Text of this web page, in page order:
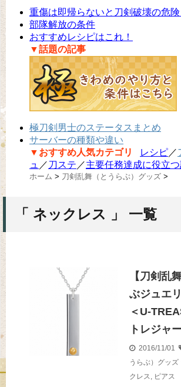
重傷は即帰らないと刀剣破壊の危険
部隊解放の条件
おすすめレシピはこれ！
▼話題の記事
極刀剣男士のステータスまとめ
サーバーの種類や違い
▼おすすめ人気カテゴリ
レシピ／
ュ ／ 刀ステ ／主要任務達成に役立
ホーム > 刀剣乱舞（とうらぶ）グッズ >
「 ネックレス 」 一覧
【刀剣乱
ぶジュエ
＜U-
トレジャ
2016/11/01
うらぶ）グッズ
クレス, ピアス